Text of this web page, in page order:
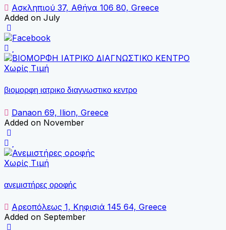
Ασκληπιού 37, Αθήνα 106 80, Greece
Added on July
Χωρίς Τιμή
βιομορφη ιατρικο διαγνωστικο κεντρο
Danaon 69, Ilion, Greece
Added on November
Χωρίς Τιμή
ανεμιστήρες οροφής
Αρεοπόλεως 1, Κηφισιά 145 64, Greece
Added on September